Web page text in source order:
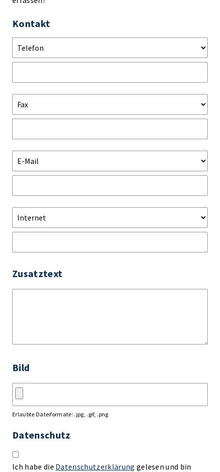
Kontakt
Zusatztext
Bild
Erlaubte Dateiformate: .jpg, .gif, .png
Datenschutz
Ich habe die Datenschutzerklärung gelesen und bin